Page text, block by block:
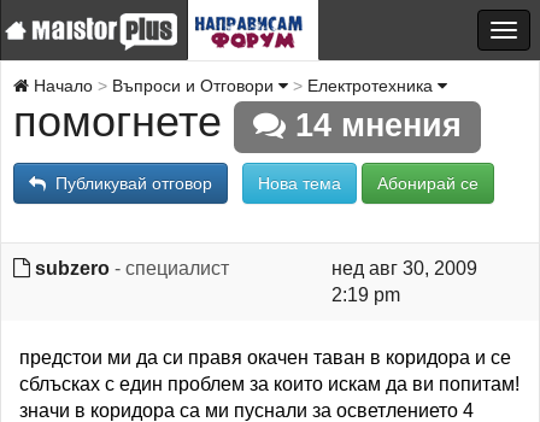
Начало Въпроси и Отговори Електротехника
помогнете 14 мнения
Публикувай отговор Нова тема Абонирай се
subzero - специалист
нед авг 30, 2009
2:19 pm
предстои ми да си правя окачен таван в коридора и се
сблъсках с един проблем за които искам да ви попитам!
значи в коридора са ми пуснали за осветлението 4